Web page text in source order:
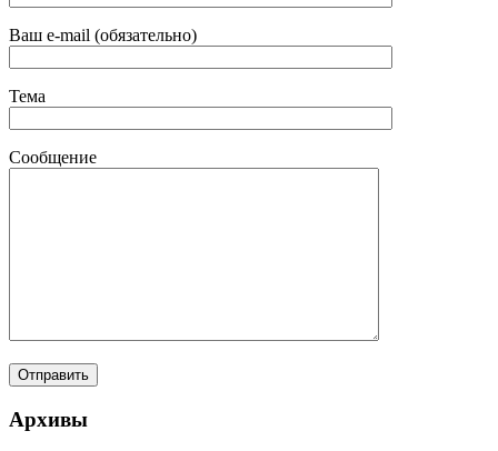
Ваш e-mail (обязательно)
Тема
Сообщение
Архивы